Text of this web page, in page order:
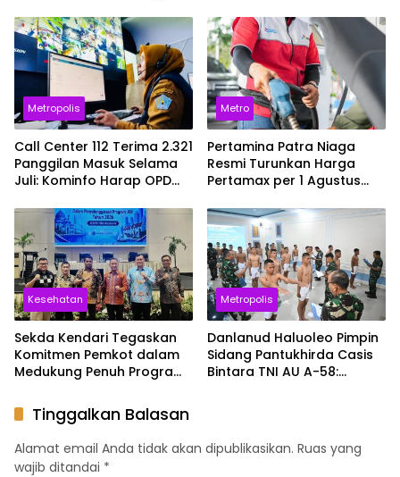
SDM Unggul
Metropolis
Call Center 112 Terima 2.321
Panggilan Masuk Selama
Juli: Kominfo Harap OPD
Metro
Pertamina Patra Niaga
Resmi Turunkan Harga
Pertamax per 1 Agustus
Sekarang
Kesehatan
Sekda Kendari Tegaskan
Komitmen Pemkot dalam
Medukung Penuh Program
Metropolis
Danlanud Haluoleo Pimpin
Sidang Pantukhirda Casis
Bintara TNI AU A-58:
Transparan
Tinggalkan Balasan
Alamat email Anda tidak akan dipublikasikan. Ruas yang
wajib ditandai *